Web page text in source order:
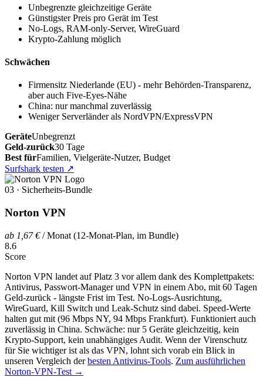
Unbegrenzte gleichzeitige Geräte
Günstigster Preis pro Gerät im Test
No-Logs, RAM-only-Server, WireGuard
Krypto-Zahlung möglich
Schwächen
Firmensitz Niederlande (EU) - mehr Behörden-Transparenz,
aber auch Five-Eyes-Nähe
China: nur manchmal zuverlässig
Weniger Serverländer als NordVPN/ExpressVPN
GeräteUnbegrenzt
Geld-zurück30 Tage
Best fürFamilien, Vielgeräte-Nutzer, Budget
Surfshark testen ↗
03 · Sicherheits-Bundle
Norton VPN
ab 1,67 €/ Monat (12-Monat-Plan, im Bundle)
8.6
Score
Norton VPN landet auf Platz 3 vor allem dank des Komplettpakets:
Antivirus, Passwort-Manager und VPN in einem Abo, mit 60 Tagen
Geld-zurück - längste Frist im Test. No-Logs-Ausrichtung,
WireGuard, Kill Switch und Leak-Schutz sind dabei. Speed-Werte
halten gut mit (96 Mbps NY, 94 Mbps Frankfurt). Funktioniert auch
zuverlässig in China. Schwäche: nur 5 Geräte gleichzeitig, kein
Krypto-Support, kein unabhängiges Audit. Wenn der Virenschutz
für Sie wichtiger ist als das VPN, lohnt sich vorab ein Blick in
unseren Vergleich derbesten Antivirus-Tools. Zum ausführlichen
Norton-VPN-Test →